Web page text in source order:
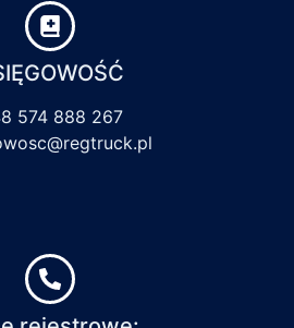
574 888 267